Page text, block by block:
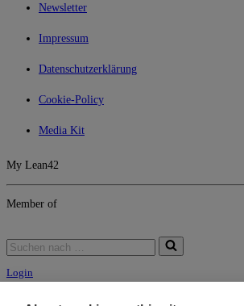
Newsletter
Impressum
Datenschutzerklärung
Cookie-Policy
Media Kit
My Lean42
Member of
Suchen
nach …
Login